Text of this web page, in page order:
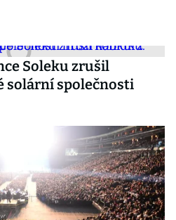
Soleku zrušil
solární společnosti